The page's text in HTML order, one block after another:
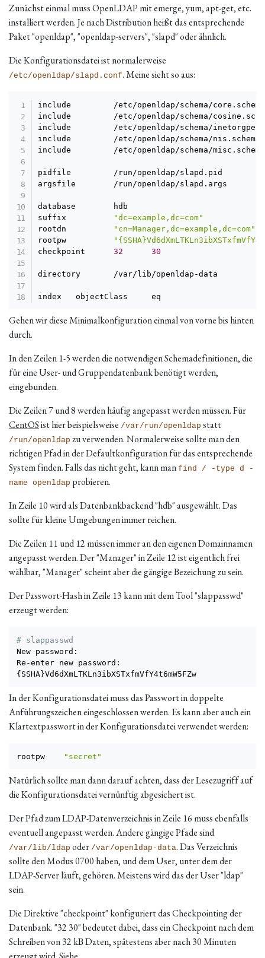
Zunächst einmal muss OpenLDAP mit emerge, yum, apt-get, etc.
installiert werden. Je nach Distribution heißt das entsprechende
Paket "openldap", "openldap-servers", "slapd" oder ähnlich.
Die Konfigurationsdatei ist normalerweise
/etc/openldap/slapd.conf. Meine sieht so aus:
include         /etc/openldap/schema/core.schema
include         /etc/openldap/schema/
include         /etc/openldap/schema/
include         /etc/openldap/schema/nis.schema
include         /etc/openldap/schema/misc.schema
pidfile         /run/openldap/slapd.pid
argsfile        /run/openldap/slapd.args
database        hdb
suffix
"dc=example,dc=com"
rootdn
"cn=Manager,dc=example,dc=com"
rootpw
checkpoint 32 30
directory       /var/lib/openldap-data
index   objectClass     eq
Gehen wir diese Minimalkonfiguration einmal von vorne bis hinten
durch.
In den Zeilen 1-5 werden die notwendigen Schemadefinitionen, die
für eine User- und Gruppendatenbank benötigt werden,
eingebunden.
Die Zeilen 7 und 8 werden häufig angepasst werden müssen. Für
CentOSist hier beispielsweise /var/run/openldap statt
/run/openldap zu verwenden. Normalerweise sollte man den
richtigen Pfad in der Defaultkonfiguration für das entsprechende
System finden. Falls das nicht geht, kann manfind / -type d -
name openldap probieren.
In Zeile 10 wird als Datenbankbackend "hdb" ausgewählt. Das
sollte für kleine Umgebungen immer reichen.
Die Zeilen 11 und 12 müssen immer an den eigenen Domainnamen
angepasst werden. Der "Manager" in Zeile 12 ist eigentlich frei
wählbar, "Manager" scheint aber die gängige Bezeichung zu sein.
Der Passwort-Hash in Zeile 13 kann mit dem Tool "slappasswd"
erzeugt werden:
# slappasswd
New password:
{SSHA}Vd6dXmLTKLn3ibXSTxfmVfY4t6mW5FZw
In der Konfigurationsdatei muss das Passwort in doppelte
Anführungszeichen eingeschlossen werden. Es kann aber auch ein
Klartextpasswort in der Konfigurationsdatei verwendet werden:
rootpw "secret"
Natürlich sollte man dann darauf achten, dass der Lesezugriff auf
die Konfigurationsdatei vernünftig abgesichert ist.
Der Pfad zum LDAP-Datenverzeichnis in Zeile 16 muss ebenfalls
eventuell angepasst werden. Andere gängige Pfade sind
/var/lib/ldap oder /var/openldap-data. Das Verzeichnis
sollte den Modus 0700 haben, und dem User, unter dem der
LDAP-Server läuft, gehören. Meistens wird das der User "ldap"
sein.
Die Direktive "checkpoint" konfiguriert das Checkpointing der
Datenbank. "32 30" bedeutet dabei, dass ein Checkpoint nach dem
Schreiben von 32 kB Daten, spätestens aber nach 30 Minuten